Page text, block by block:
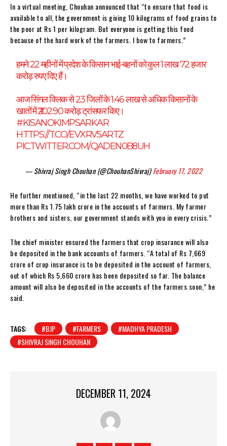
In a virtual meeting, Chouhan announced that “to ensure that food is
available to all, the government is giving 10 kilograms of food grains to
the poor at Rs 1 per kilogram. But everyone is getting this food
because of the hard work of the farmers. I bow to farmers.”
हमने 22 महीनों में प्रदेश के किसान भाई-बहनों को कुल 1 लाख 72 हजार
करोड़ रुपए दिए हैं।
आज सिंगल क्लिक से 23 जिलों के 1.46 लाख से अधिक किसानों के
खातों में ₹202.90 करोड़ ट्रांसफर किए।
#KISANOKIMPSARKAR
HTTPS://T.CO/EVXRV5ARTZ
PIC.TWITTER.COM/QADEN0B8UH
— Shivraj Singh Chouhan (@ChouhanShivraj)February 17, 2022
He further mentioned, “in the last 22 months, we have worked to put
more than Rs 1.75 lakh crore in the accounts of farmers. My farmer
brothers and sisters, our government stands with you in every crisis.”
The chief minister ensured the farmers that crop insurance will also
be deposited in the bank accounts of farmers. “A total of Rs 7,669
crore of crop insurance is to be deposited in the account of farmers,
out of which Rs 5,660 crore has been deposited so far. The balance
amount will also be deposited in the accounts of the farmers soon,” he
said.
TAGS: #BJP #FARMERS
#MADHYA PRADESH
#SHIVRAJ SINGH CHOUHAN
DECEMBER 11, 2024